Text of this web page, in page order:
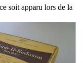
soit appa­ru lors de la